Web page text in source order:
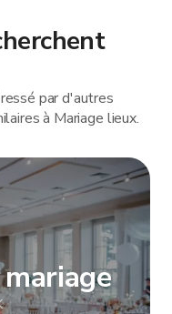
par d'autres
à Mariage lieux.